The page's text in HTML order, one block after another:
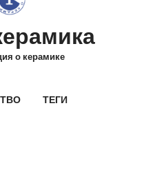
о керамике
ТЕГИ